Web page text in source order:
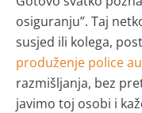
osiguranju”. Taj
susjed ili kolega,
produženje police
razmišljanja, bez
javimo toj osobi i